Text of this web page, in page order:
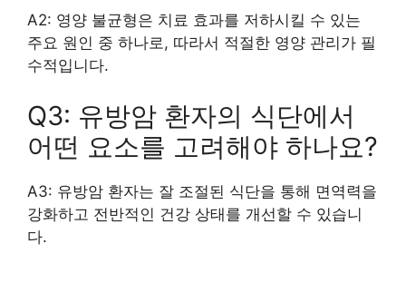
A2: 영양 불균형은 치료 효과를 저하시킬 수 있는
주요 원인 중 하나로, 따라서 적절한 영양 관리가 필
수적입니다.
Q3: 유방암 환자의 식단에서
어떤 요소를 고려해야 하나요?
A3: 유방암 환자는 잘 조절된 식단을 통해 면역력을
강화하고 전반적인 건강 상태를 개선할 수 있습니
다.